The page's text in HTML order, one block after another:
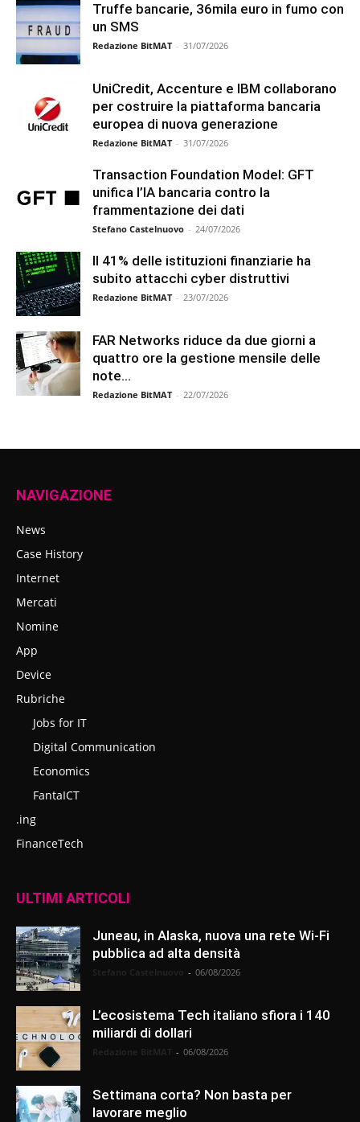
Truffe bancarie, 36mila euro in fumo con
un SMS
Redazione BitMAT - 31/07/2026
UniCredit, Accenture e IBM collaborano
per costruire la piattaforma bancaria
europea di nuova generazione
Redazione BitMAT - 31/07/2026
Transaction Foundation Model: GFT
unifica l’IA bancaria contro la
frammentazione dei dati
Stefano Castelnuovo - 24/07/2026
Il 41% delle istituzioni finanziarie ha
subito attacchi cyber distruttivi
Redazione BitMAT - 23/07/2026
FAR Networks riduce da due giorni a
quattro ore la gestione mensile delle
note...
Redazione BitMAT - 22/07/2026
NAVIGAZIONE
News
Case History
Internet
Mercati
Nomine
App
Device
Rubriche
Jobs for IT
Digital Communication
Economics
FantaICT
.ing
FinanceTech
ULTIMI ARTICOLI
Juneau, in Alaska, nuova una rete Wi-Fi
pubblica ad alta densità
- 06/08/2026
L’ecosistema Tech italiano sfiora i 140
miliardi di dollari
- 06/08/2026
Settimana corta? Non basta per
lavorare meglio